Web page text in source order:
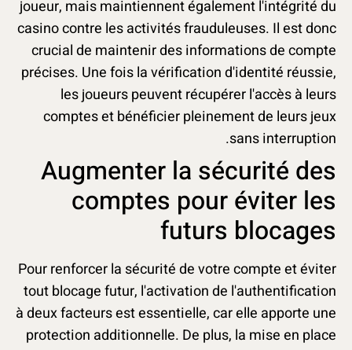
joueur, mais maintiennent également l'intégrité du
casino contre les activités frauduleuses. Il est donc
crucial de maintenir des informations de compte
précises. Une fois la vérification d'identité réussie,
les joueurs peuvent récupérer l'accès à leurs
comptes et bénéficier pleinement de leurs jeux
sans interruption.
Augmenter la sécurité des
comptes pour éviter les
futurs blocages
Pour renforcer la sécurité de votre compte et éviter
tout blocage futur, l'activation de l'authentification
à deux facteurs est essentielle, car elle apporte une
protection additionnelle. De plus, la mise en place